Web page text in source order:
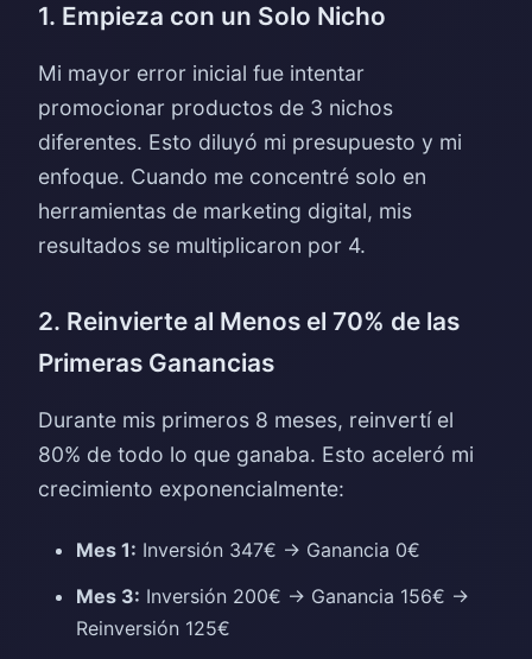
1. Empieza con un Solo Nicho
Mi mayor error inicial fue intentar
promocionar productos de 3 nichos
diferentes. Esto diluyó mi presupuesto y mi
enfoque. Cuando me concentré solo en
herramientas de marketing digital, mis
resultados se multiplicaron por 4.
2. Reinvierte al Menos el 70% de las
Primeras Ganancias
Durante mis primeros 8 meses, reinvertí el
80% de todo lo que ganaba. Esto aceleró mi
crecimiento exponencialmente:
Mes 1: Inversión 347€ → Ganancia 0€
Mes 3: Inversión 200€ → Ganancia 156€ →
Reinversión 125€